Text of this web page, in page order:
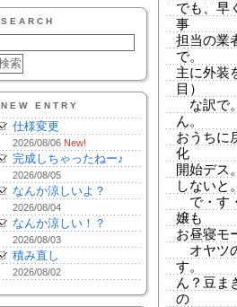
SEARCH
NEW ENTRY
仕様変更
2026/08/06 New!
完成しちゃったねー♪
2026/08/05
なんか涼しいよ？
2026/08/04
なんか涼しい！？
2026/08/03
積み直し
2026/08/02
でも、早
事
担当の業
で。
主に外装
目）
な訳で
ん。
おうちに
化
開始デス
しないと
で・す
嬢も
お昼寝モ
オヤツ
す。
ん？豆ま
の